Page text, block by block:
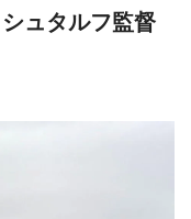
ュタルフ監督